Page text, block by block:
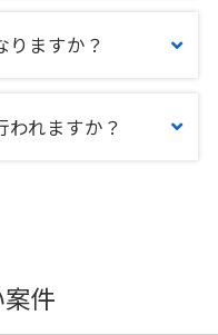
りますか？
れますか？
件